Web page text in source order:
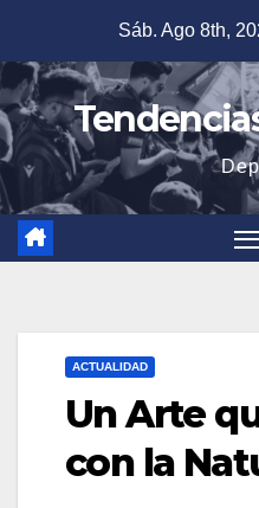
contenido
Sáb. Ago 8th,
ACTUALIDAD
Un Arte
con la